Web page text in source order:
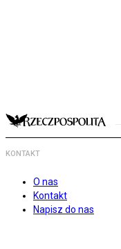
KONTAKT
O nas
Kontakt
Napisz do nas